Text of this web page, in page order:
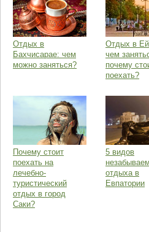
Отдых в
Бахчисарае: чем
можно заняться?
Отдых в
чем
почему
поехать?
Почему стоит
поехать на
лечебно-
туристический
отдых в город
Саки?
5 видов
отдыха в
Евпатории